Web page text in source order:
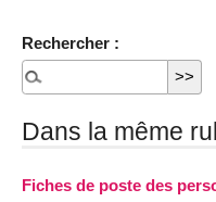
Rechercher :
Dans la même
Fiches de poste des